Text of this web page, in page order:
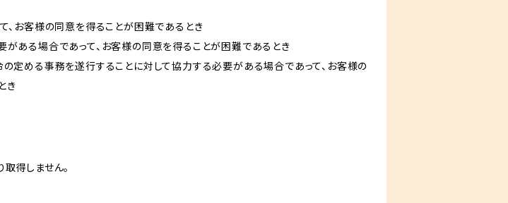
、お客様の同意を得ることが困難であるとき
ある場合であって、お客様の同意を得ることが困難であるとき
定める事務を遂行することに対して協力する必要がある場合であって、お客様の
き
得しません。